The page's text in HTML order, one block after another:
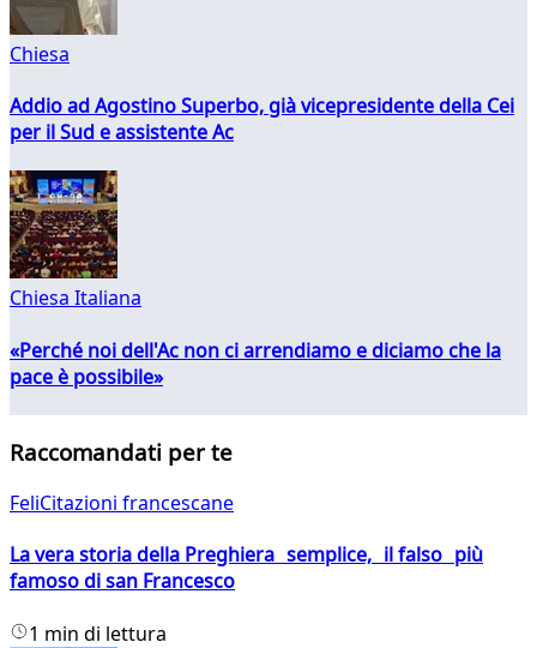
Chiesa
Addio ad Agostino Superbo, già vicepresidente della Cei
per il Sud e assistente Ac
Chiesa Italiana
«Perché noi dell'Ac non ci arrendiamo e diciamo che la
pace è possibile»
Raccomandati per te
FeliCitazioni francescane
La vera storia della Preghiera semplice, il falso più
famoso di san Francesco
1 min di lettura